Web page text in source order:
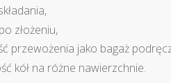
złożeniu,
przewożenia jako bagaż
kół na różne nawierzchnie.